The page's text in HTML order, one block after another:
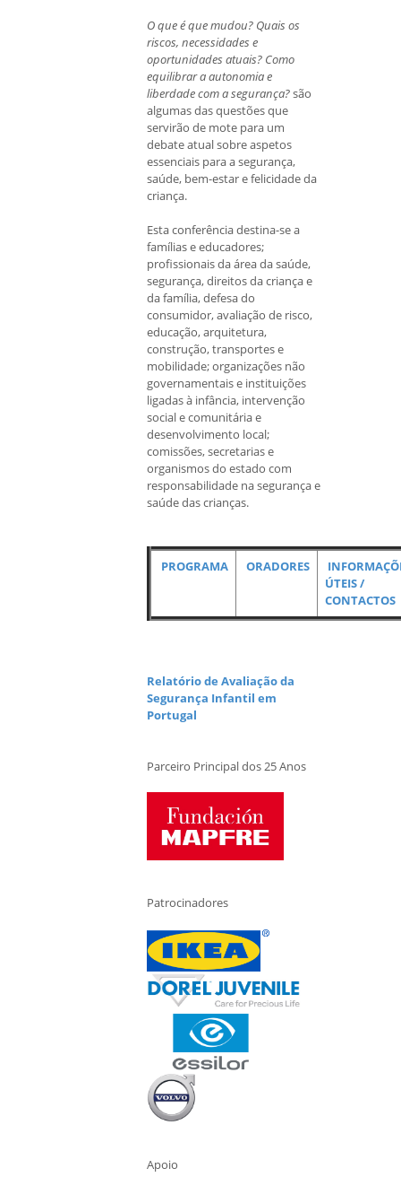
O que é que mudou? Quais os
riscos, necessidades e
oportunidades atuais? Como
equilibrar a autonomia e
liberdade com a segurança?são
algumas das questões que
servirão de mote para um
debate atual sobre aspetos
essenciais para a segurança,
saúde, bem-estar e felicidade da
criança.
Esta conferência destina-se a
famílias e educadores;
profissionais da área da saúde,
segurança, direitos da criança e
da família, defesa do
consumidor, avaliação de risco,
educação, arquitetura,
construção, transportes e
mobilidade; organizações não
governamentais e instituições
ligadas à infância, intervenção
social e comunitária e
desenvolvimento local;
comissões, secretarias e
organismos do estado com
responsabilidade na segurança e
saúde das crianças.
PROGRAMA ORADORES
ÚTEIS /
CONTACTOS
Relatório de Avaliação da
Segurança Infantil em
Portugal
Parceiro Principal dos 25 Anos
Patrocinadores
Apoio